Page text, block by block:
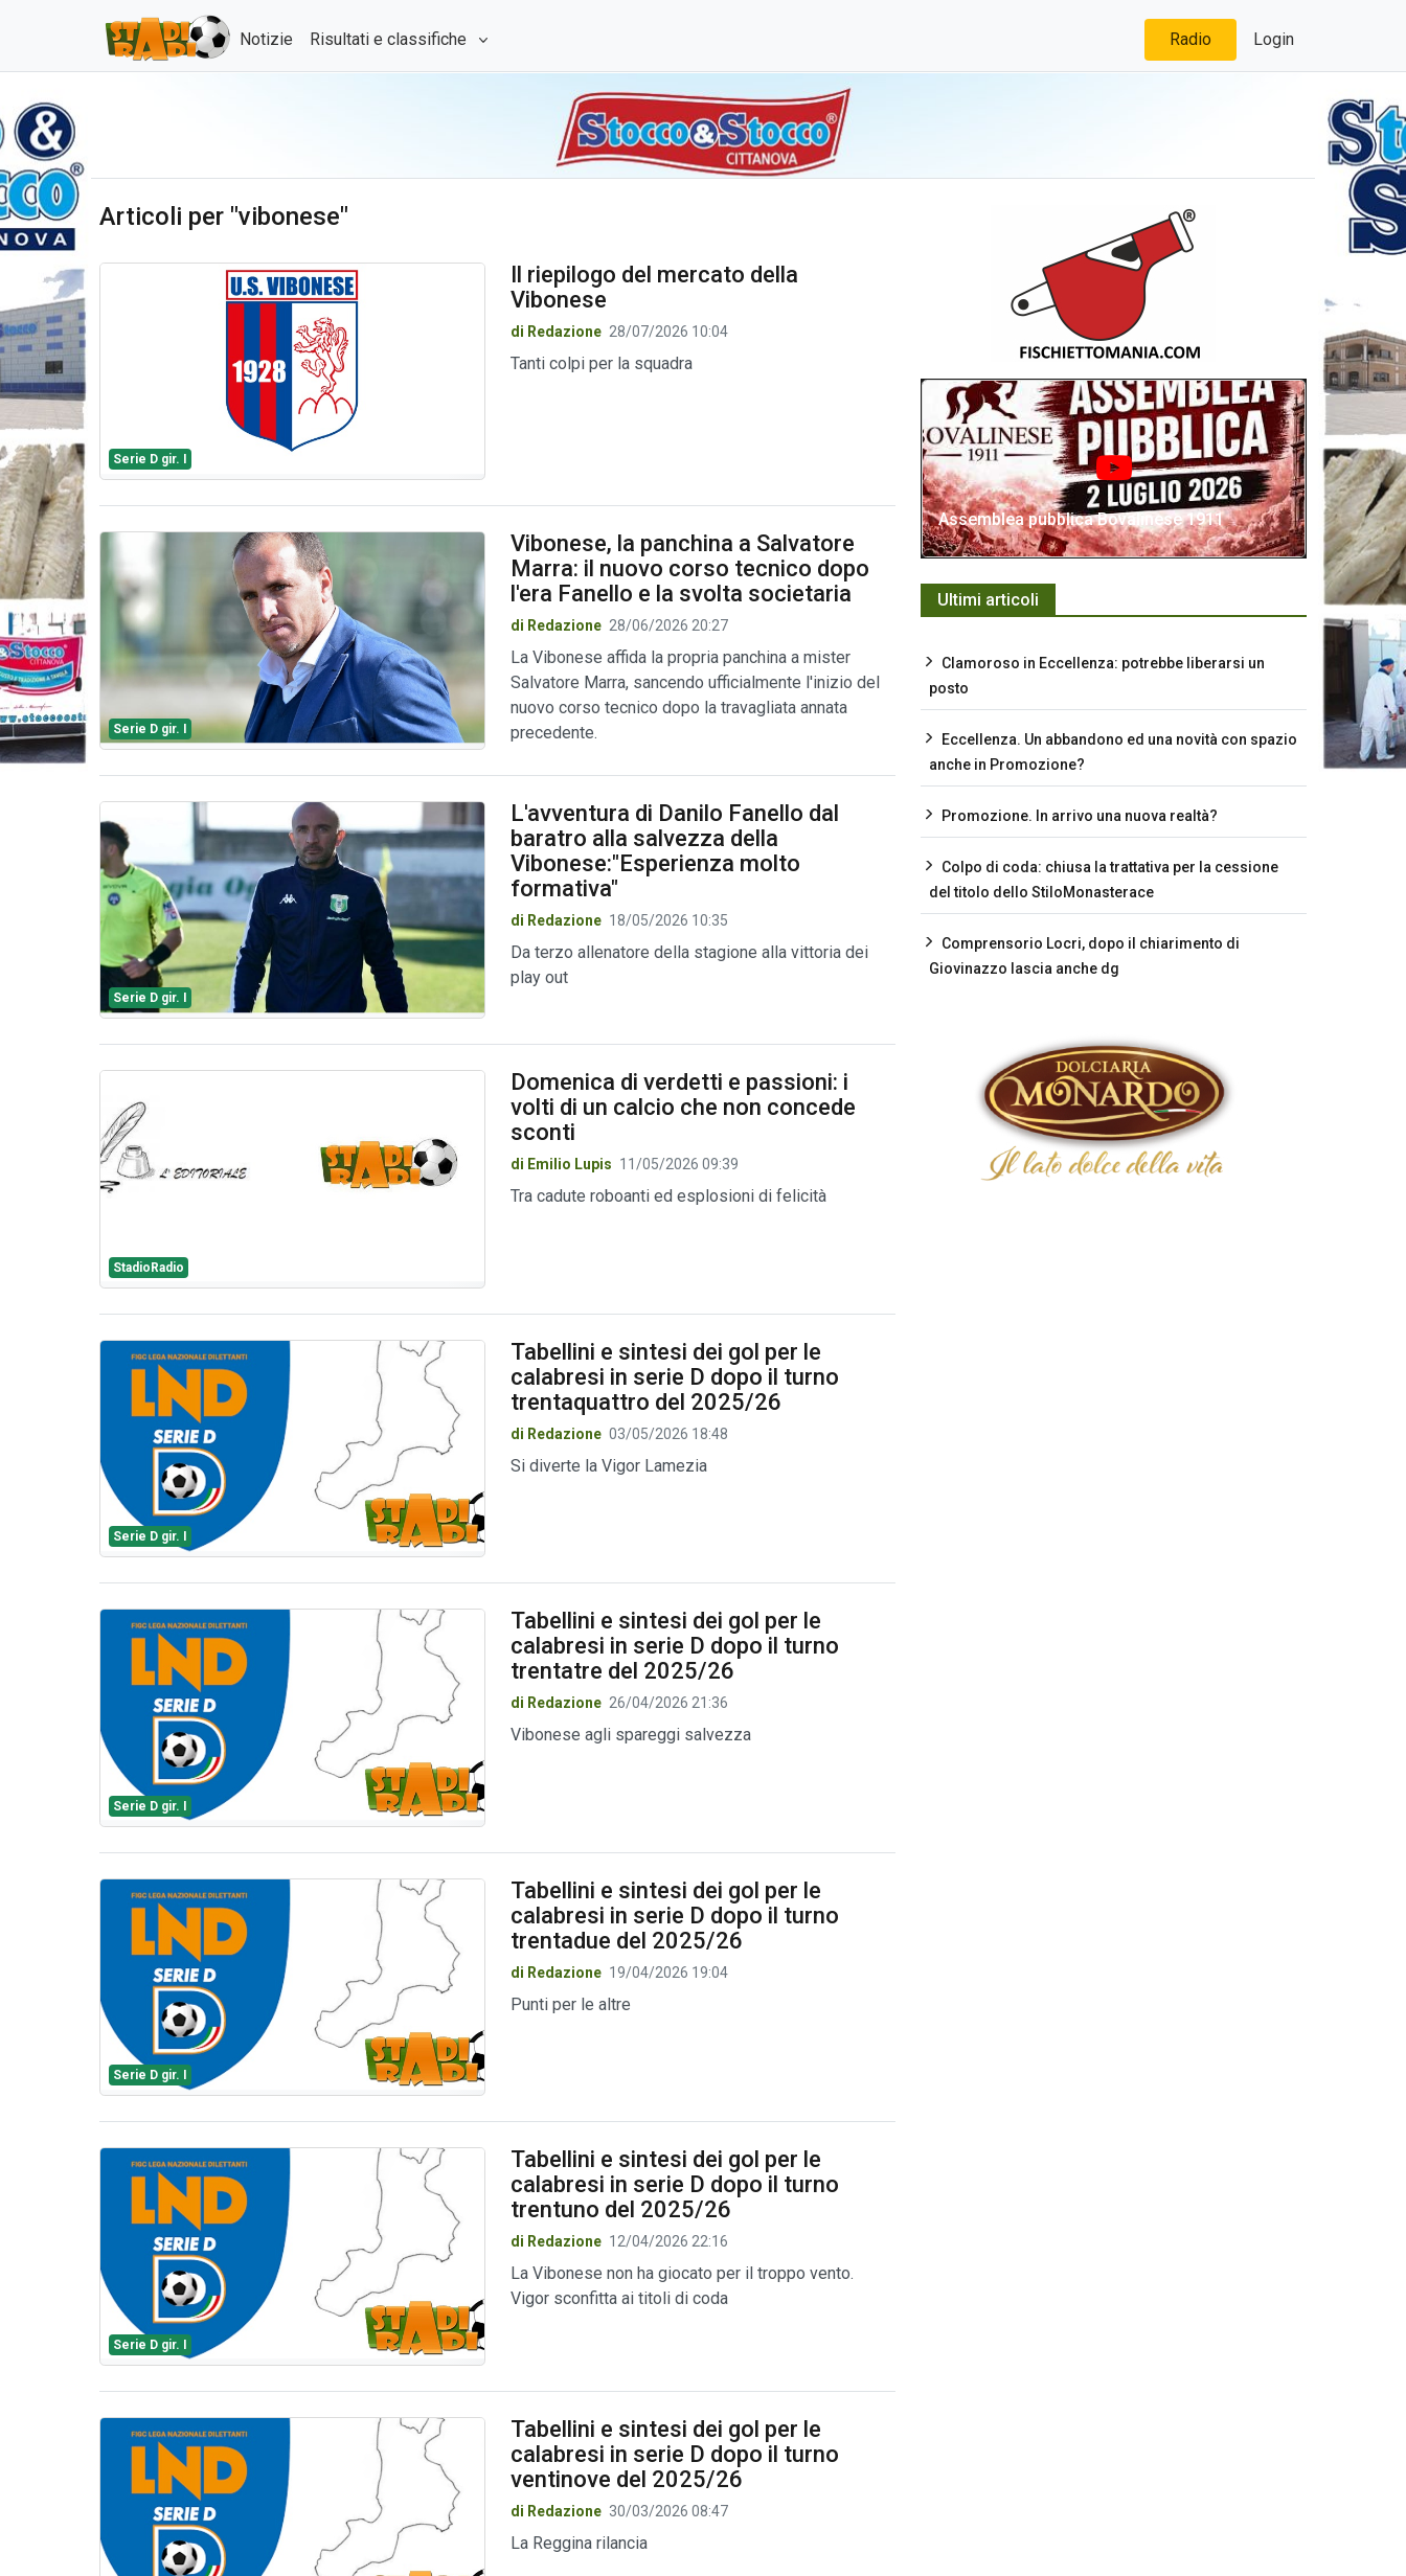
Notizie Risultati e classifiche Radio Login
Articoli per "vibonese"
Serie D gir. I
Il riepilogo del mercato della
Vibonese
di Redazione 28/07/2026 10:04
Tanti colpi per la squadra
Serie D gir. I
Vibonese, la panchina a Salvatore
Marra: il nuovo corso tecnico dopo
l'era Fanello e la svolta societaria
di Redazione 28/06/2026 20:27
La Vibonese affida la propria panchina a mister
Salvatore Marra, sancendo ufficialmente l'inizio del
nuovo corso tecnico dopo la travagliata annata
precedente.
Serie D gir. I
L'avventura di Danilo Fanello dal
baratro alla salvezza della
Vibonese:"Esperienza molto
formativa"
di Redazione 18/05/2026 10:35
Da terzo allenatore della stagione alla vittoria dei
play out
StadioRadio
Domenica di verdetti e passioni: i
volti di un calcio che non concede
sconti
di Emilio Lupis 11/05/2026 09:39
Tra cadute roboanti ed esplosioni di felicità
Serie D gir. I
Tabellini e sintesi dei gol per le
calabresi in serie D dopo il turno
trentaquattro del 2025/26
di Redazione 03/05/2026 18:48
Si diverte la Vigor Lamezia
Serie D gir. I
Tabellini e sintesi dei gol per le
calabresi in serie D dopo il turno
trentatre del 2025/26
di Redazione 26/04/2026 21:36
Vibonese agli spareggi salvezza
Serie D gir. I
Tabellini e sintesi dei gol per le
calabresi in serie D dopo il turno
trentadue del 2025/26
di Redazione 19/04/2026 19:04
Punti per le altre
Serie D gir. I
Tabellini e sintesi dei gol per le
calabresi in serie D dopo il turno
trentuno del 2025/26
di Redazione 12/04/2026 22:16
La Vibonese non ha giocato per il troppo vento.
Vigor sconfitta ai titoli di coda
Tabellini e sintesi dei gol per le
calabresi in serie D dopo il turno
ventinove del 2025/26
di Redazione 30/03/2026 08:47
La Reggina rilancia
Assemblea pubblica Bovalinese 1911
Ultimi articoli
Clamoroso in Eccellenza: potrebbe liberarsi un
posto
Eccellenza. Un abbandono ed una novità con spazio
anche in Promozione?
Promozione. In arrivo una nuova realtà?
Colpo di coda: chiusa la trattativa per la cessione
del titolo dello StiloMonasterace
Comprensorio Locri, dopo il chiarimento di
Giovinazzo lascia anche dg